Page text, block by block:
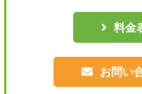
料金
お問い